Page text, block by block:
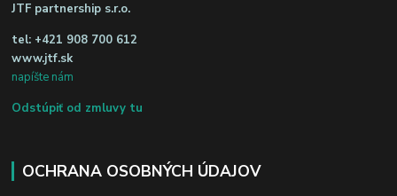
JTF partnership s.r.o.
tel: +421 908 700 612
www.jtf.sk
napíšte nám
Odstúpiť od zmluvy tu
OCHRANA OSOBNÝCH ÚDAJOV